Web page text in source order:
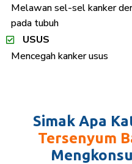
Melawan sel-sel kanker
pada tubuh
USUS
Mencegah kanker usus
Simak Apa
Tersenyum